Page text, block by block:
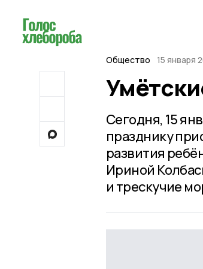
Общество 15 января
Сегодня, 15
празднику
развития
Ириной
и трескучие